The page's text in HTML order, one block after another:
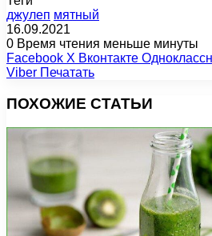
джулеп мятный
16.09.2021
0 Время чтения меньше минуты
Facebook X Вконтакте
Viber Печатать
ПОХОЖИЕ СТАТЬИ